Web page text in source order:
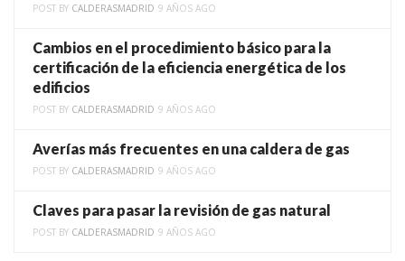
POST BY CALDERASMADRID 9 AÑOS AGO
Cambios en el procedimiento básico para la
certificación de la eficiencia energética de los
edificios
POST BY CALDERASMADRID 9 AÑOS AGO
Averías más frecuentes en una caldera de gas
POST BY CALDERASMADRID 9 AÑOS AGO
Claves para pasar la revisión de gas natural
POST BY CALDERASMADRID 9 AÑOS AGO